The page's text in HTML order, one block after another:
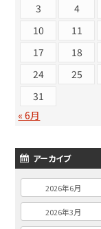
3
4
10
11
17
18
24
25
31
« 6月
アーカイブ
2026年6月
2026年3月